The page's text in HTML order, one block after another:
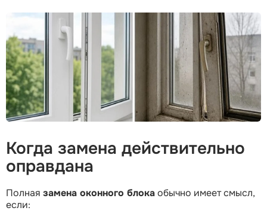
Когда замена действительно
оправдана
Полная замена оконного блокаобычно имеет смысл,
если: